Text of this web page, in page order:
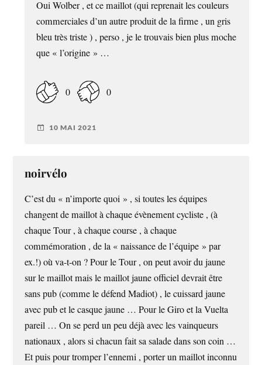
Oui Wolber , et ce maillot (qui reprenait les couleurs
commerciales d’un autre produit de la firme , un gris
bleu très triste ) , perso , je le trouvais bien plus moche
que « l’origine » …
0 0
10 MAI 2021
noirvélo
C’est du « n’importe quoi » , si toutes les équipes
changent de maillot à chaque évènement cycliste , (à
chaque Tour , à chaque course , à chaque
commémoration , de la « naissance de l’équipe » par
ex.!) où va-t-on ? Pour le Tour , on peut avoir du jaune
sur le maillot mais le maillot jaune officiel devrait être
sans pub (comme le défend Madiot) , le cuissard jaune
avec pub et le casque jaune … Pour le Giro et la Vuelta
pareil … On se perd un peu déjà avec les vainqueurs
nationaux , alors si chacun fait sa salade dans son coin …
Et puis pour tromper l’ennemi , porter un maillot inconnu